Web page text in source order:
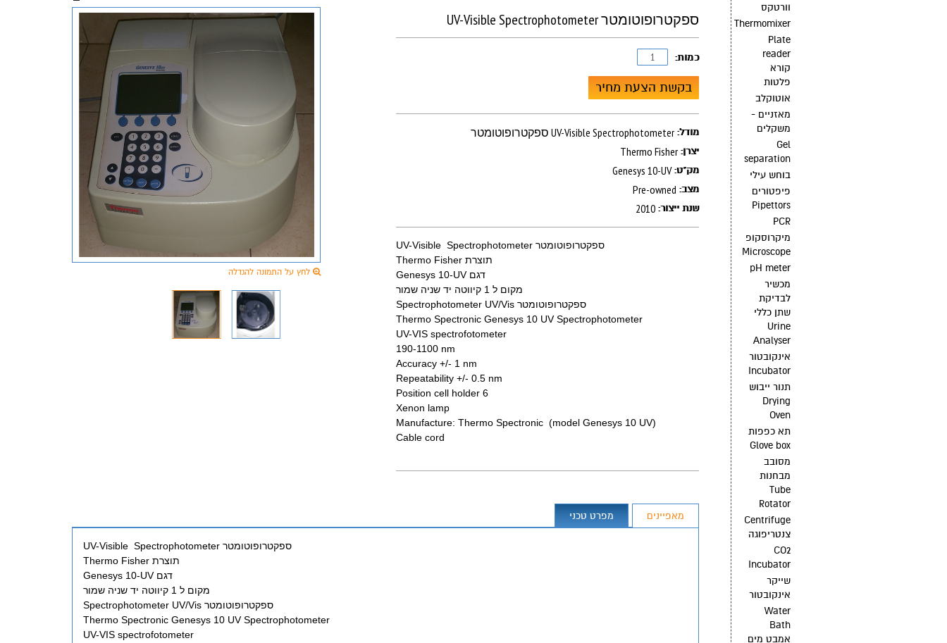
וורטקס
Thermomixer
Plate
reader
קורא
פלטות
אוטוקלב
מאזניים -
משקלים
Gel
separation
בוחש עילי
פיפטורים
Pipettors
PCR
מיקרוסקופ
Microscope
pH meter
מכשיר
לבדיקת
שתן כללי
Urine
Analyser
אינקובטור
Incubator
תנור ייבוש
Drying
Oven
תא כפפות
Glove box
מסובב
מבחנות
Tube
Rotator
Centrifuge
צנטריפוגה
CO2
Incubator
שייקר
אינקובטור
Water
Bath
אמבט מים
ספקטרופוטומטר UV-Visible Spectrophotometer
כמות:
בקשת הצעת מחיר
מודל: ספקטרופוטומטר UV-Visible Spectrophotometer
יצרן: Thermo Fisher
מק"ט: Genesys 10-UV
מצב: Pre-owned
שנת ייצור: 2010
ספקטרופוטומטר UV-Visible Spectrophotometer
תוצרת Thermo Fisher
דגם Genesys 10-UV
מקום ל 1 קיווטה יד שניה שמור
ספקטרופוטומטר Spectrophotometer UV/Vis
Thermo Spectronic Genesys 10 UV Spectrophotometer
UV-VIS spectrofotometer
190-1100 nm
Accuracy +/- 1 nm
Repeatability +/- 0.5 nm
6 Position cell holder
Xenon lamp
Manufacture: Thermo Spectronic (model Genesys 10 UV)
Cable cord
לחץ על התמונה להגדלה
מאפיינים מפרט טכני
ספקטרופוטומטר UV-Visible Spectrophotometer
תוצרת Thermo Fisher
דגם Genesys 10-UV
מקום ל 1 קיווטה יד שניה שמור
ספקטרופוטומטר Spectrophotometer UV/Vis
Thermo Spectronic Genesys 10 UV Spectrophotometer
UV-VIS spectrofotometer